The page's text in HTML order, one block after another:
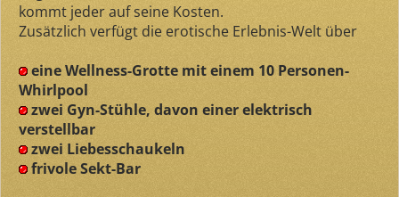
kommt jeder auf seine Kosten.
Zusätzlich verfügt die erotische Erlebnis-Welt über
eine Wellness-Grotte mit einem 10 Personen-
Whirlpool
zwei Gyn-Stühle, davon einer elektrisch
verstellbar
zwei Liebesschaukeln
frivole Sekt-Bar